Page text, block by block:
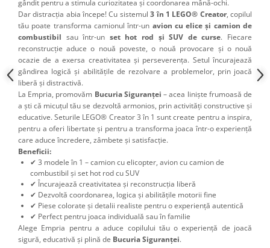
gândit pentru a stimula curiozitatea și coordonarea mână-ochi.
Dar distracția abia începe! Cu sistemul3 în 1 LEGO® Creator, copilul
tău poate transforma camionul într-un avion cu elice și camion de
combustibil sau într-un set hot rod și SUV de curse. Fiecare
reconstrucție aduce o nouă poveste, o nouă provocare și o nouă
ocazie de a exersa creativitatea și perseverența. Setul încurajează
gândirea logică și abilitățile de rezolvare a problemelor, prin joacă
liberă și distractivă.
La Empria, promovăm Bucuria Siguranței – acea liniște frumoasă de
a ști că micuțul tău se dezvoltă armonios, prin activități constructive și
educative. Seturile LEGO® Creator 3 în 1 sunt create pentru a inspira,
pentru a oferi libertate și pentru a transforma joaca într-o experiență
care aduce încredere, zâmbete și satisfacție.
Beneficii:
✔ 3 modele în 1 – camion cu elicopter, avion cu camion de
combustibil și set hot rod cu SUV
✔ Încurajează creativitatea și reconstrucția liberă
✔ Dezvoltă coordonarea, logica și abilitățile motorii fine
✔ Piese colorate și detalii realiste pentru o experiență autentică
✔ Perfect pentru joaca individuală sau în familie
Alege Empria pentru a aduce copilului tău o experiență de joacă
sigură, educativă și plină de Bucuria Siguranței.